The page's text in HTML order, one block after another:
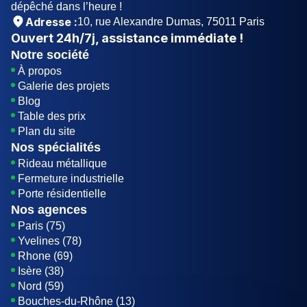
dépêché dans l’heure !
Adresse :10, rue Alexandre Dumas, 75011 Paris
Ouvert 24h/7j , assistance immédiate !
Notre société
À propos
Galerie des projets
Blog
Table des prix
Plan du site
Nos spécialités
Rideau métallique
Fermeture industrielle
Porte résidentielle
Nos agences
Paris (75)
Yvelines (78)
Rhone (69)
Isère (38)
Nord (59)
Bouches-du-Rhône (13)